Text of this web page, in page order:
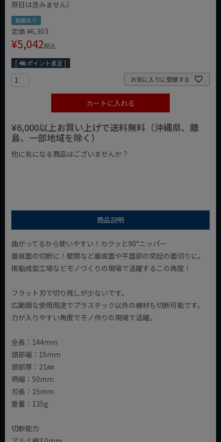
祭日は含みません）
動画あり
定価 ¥6,303
¥5,042税込
[ 46ポイント進呈 ]
お気に入りに登録する
カートに入れる
¥6,000以上お買い上げで送料無料（沖縄県、離
島、一部地域を除く）
他に気になる商品はございませんか？
商品説明
曲がってるから使いやすい！カクッと90°ニッパー
垂直面の切断に！壁際など垂直面や平面部の突起の面切りに。
樹脂成型工場などモノづくりの現場で活躍するこの角度！
フラット刃で切り残しが少ないです。
広範囲な使用用途でプラスチック以外の線材も切断可能です。
力が入りやすい角度でモノ作りの現場で活躍。
全長：144mm
頭部幅：15mm
頭部厚：21㎜
柄幅：50mm
刃長：15mm
重量：135g
切断能力